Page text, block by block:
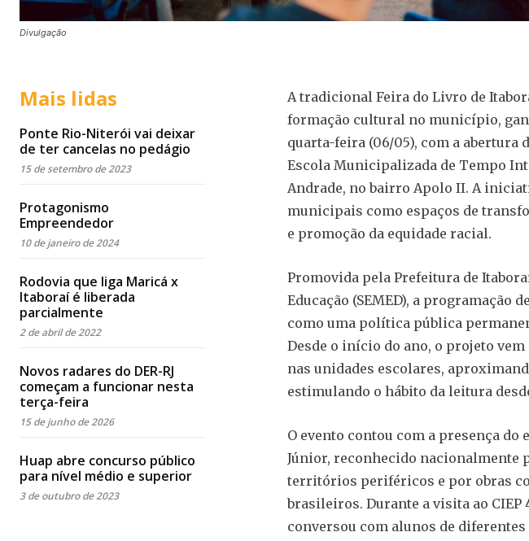
Divulgação
Mais lidas
Ponte Rio-Niterói vai deixar
de ter cancelas no pedágio
15 de setembro de 2023
Protagonismo
Empreendedor
10 de janeiro de 2024
Rodovia que liga Maricá x
Itaboraí é liberada
parcialmente
2 de abril de 2022
Novos radares do DER-RJ
começam a funcionar nesta
terça-feira
15 de junho de 2026
Huap abre concurso público
para nível médio e superior
3 de outubro de 2023
A tradicional Feira do Livro de
formação cultural no município,
quarta-feira (06/05), com a abertura
Escola Municipalizada de Tempo
Andrade, no bairro Apolo II. A
municipais como espaços de
e promoção da equidade racial.
Promovida pela Prefeitura de
Educação (SEMED), a programação
como uma política pública
Desde o início do ano, o projeto
nas unidades escolares,
estimulando o hábito da leitura
O evento contou com a presença do
Júnior, reconhecido nacionalmente
territórios periféricos e por obras
brasileiros. Durante a visita ao CIEP
conversou com alunos de